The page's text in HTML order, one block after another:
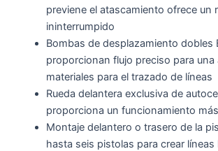
previene el atascamiento ofrece un
ininterrumpido
Bombas de desplazamiento dobles
proporcionan flujo preciso para una
materiales para el trazado de líneas
Rueda delantera exclusiva de
proporciona un funcionamiento
Montaje delantero o trasero de la
hasta seis pistolas para crear líneas